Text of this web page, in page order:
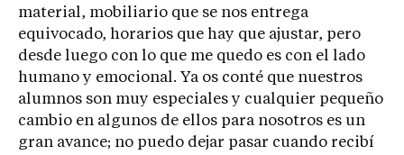
material, mobiliario que se nos entrega
equivocado, horarios que hay que ajustar, pero
desde luego con lo que me quedo es con el lado
humano y emocional. Ya os conté que nuestros
alumnos son muy especiales y cualquier pequeño
cambio en algunos de ellos para nosotros es un
gran avance; no puedo dejar pasar cuando recibí